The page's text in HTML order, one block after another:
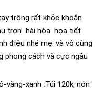
trông rất khỏe khoắn
trơn hài hòa họa tiết
điệu nhé mẹ. và vô cùng
phong cách và cực ngầu
vàng-xanh .Túi 120k, nón